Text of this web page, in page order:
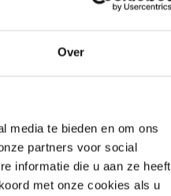
Over
media te bieden en om ons
partners voor social
informatie die u aan ze heeft
met onze cookies als u